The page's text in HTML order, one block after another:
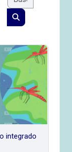
Buscar cursos
integrado de
integrado